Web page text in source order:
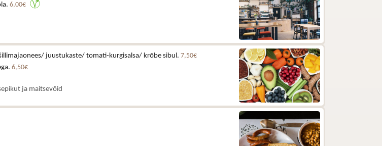
6,00€
juustukaste/ tomati-kurgisalsa/ krõbe sibul. 7,50€
6,50€
ja maitsevõid